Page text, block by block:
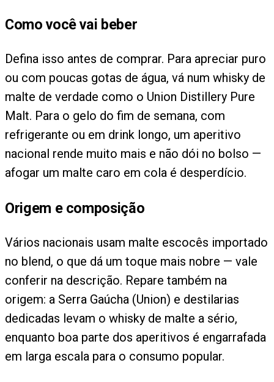
Como você vai beber
Defina isso antes de comprar. Para apreciar puro
ou com poucas gotas de água, vá num whisky de
malte de verdade como o Union Distillery Pure
Malt. Para o gelo do fim de semana, com
refrigerante ou em drink longo, um aperitivo
nacional rende muito mais e não dói no bolso —
afogar um malte caro em cola é desperdício.
Origem e composição
Vários nacionais usam malte escocês importado
no blend, o que dá um toque mais nobre — vale
conferir na descrição. Repare também na
origem: a Serra Gaúcha (Union) e destilarias
dedicadas levam o whisky de malte a sério,
enquanto boa parte dos aperitivos é engarrafada
em larga escala para o consumo popular.